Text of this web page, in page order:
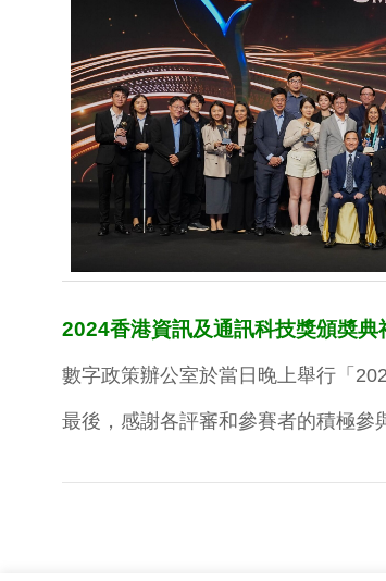
2024香港資訊及通訊科技獎頒奬典
數字政策辦公室於當日晚上舉行「
最後，感謝各評審和參賽者的積極參